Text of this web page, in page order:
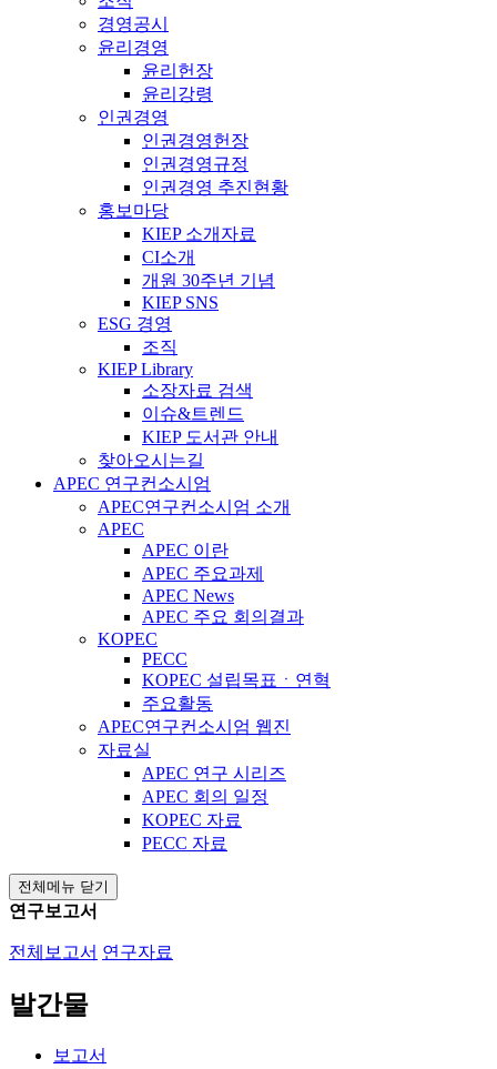
경영공시
윤리경영
윤리헌장
윤리강령
인권경영
인권경영헌장
인권경영규정
인권경영 추진현황
홍보마당
KIEP 소개자료
CI소개
개원 30주년 기념
KIEP SNS
ESG 경영
조직
KIEP Library
소장자료 검색
이슈&트렌드
KIEP 도서관 안내
찾아오시는길
APEC 연구컨소시엄
APEC연구컨소시엄 소개
APEC
APEC 이란
APEC 주요과제
APEC News
APEC 주요 회의결과
KOPEC
PECC
KOPEC 설립목표ㆍ연혁
주요활동
APEC연구컨소시엄 웹진
자료실
APEC 연구 시리즈
APEC 회의 일정
KOPEC 자료
PECC 자료
전체메뉴 닫기
연구보고서
전체보고서 연구자료
발간물
보고서